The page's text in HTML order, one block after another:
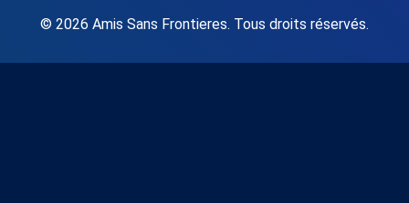
© 2026 Amis Sans Frontieres. Tous droits réservés.